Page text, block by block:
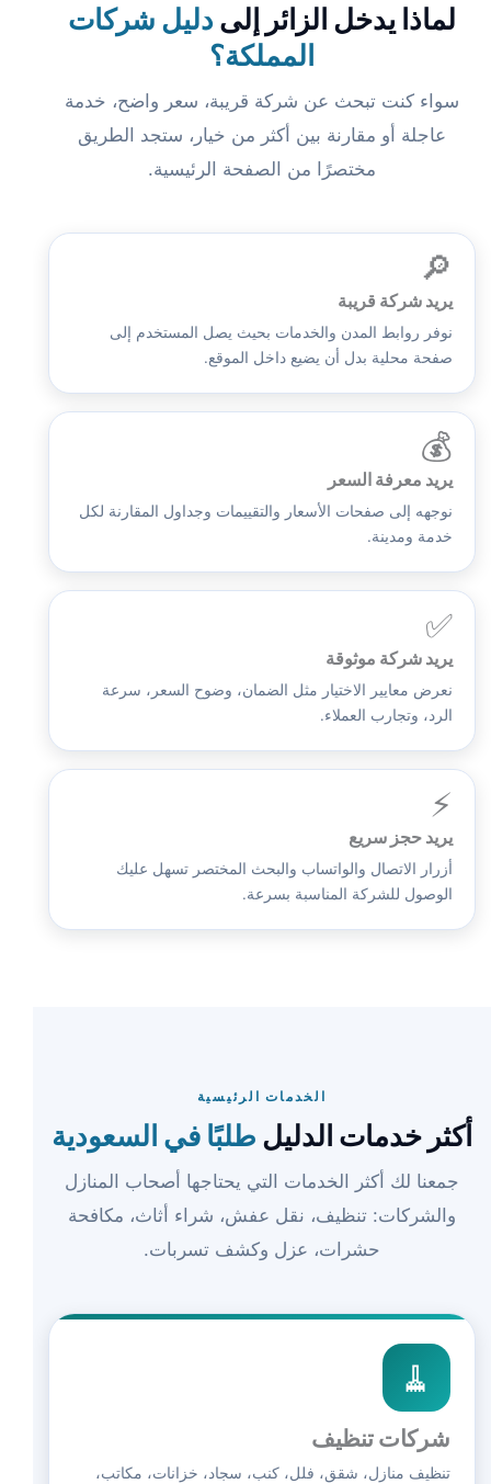
لماذا يدخل الزائر إلىدليل شركات
المملكة؟
سواء كنت تبحث عن شركة قريبة، سعر واضح، خدمة
عاجلة أو مقارنة بين أكثر من خيار، ستجد الطريق
مختصرًا من الصفحة الرئيسية.
🔎
يريد شركة قريبة
نوفر روابط المدن والخدمات بحيث يصل المستخدم إلى
صفحة محلية بدل أن يضيع داخل الموقع.
💰
يريد معرفة السعر
نوجهه إلى صفحات الأسعار والتقييمات وجداول المقارنة لكل
خدمة ومدينة.
✅
يريد شركة موثوقة
نعرض معايير الاختيار مثل الضمان، وضوح السعر، سرعة
الرد، وتجارب العملاء.
⚡
يريد حجز سريع
أزرار الاتصال والواتساب والبحث المختصر تسهل عليك
الوصول للشركة المناسبة بسرعة.
الخدمات الرئيسية
أكثر خدمات الدليل طلبًا في السعودية
جمعنا لك أكثر الخدمات التي يحتاجها أصحاب المنازل
والشركات: تنظيف، نقل عفش، شراء أثاث، مكافحة
حشرات، عزل وكشف تسربات.
🧹
شركات تنظيف
تنظيف منازل، شقق، فلل، كنب، سجاد، خزانات، مكاتب،